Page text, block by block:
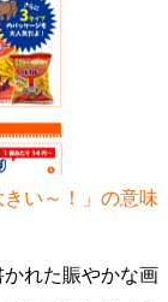
きい～！」の意味
かれた賑やかな画